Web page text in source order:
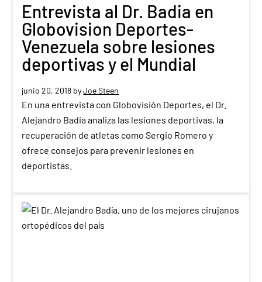
Entrevista al Dr. Badia en
Globovision Deportes-
Venezuela sobre lesiones
deportivas y el Mundial
junio 20, 2018 byJoe Steen
En una entrevista con Globovisión Deportes, el Dr.
Alejandro Badia analiza las lesiones deportivas, la
recuperación de atletas como Sergio Romero y
ofrece consejos para prevenir lesiones en
deportistas.